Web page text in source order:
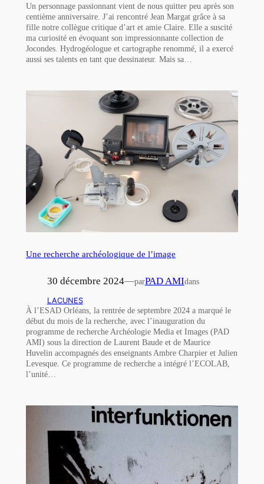
Un personnage passionnant vient de nous quitter peu après son
centième anniversaire. J’ai rencontré Jean Margat grâce à sa
fille notre collègue critique d’art et amie Claire. Elle a suscité
ma curiosité en évoquant son impressionnante collection de
Jocondes. Hydrogéologue et cartographe renommé, il a exercé
aussi ses talents en tant que dessinateur. Mais sa…
Une recherche archéologique de l’image
30 décembre 2024—parPAD AMIdans
LACUNES
À l’ESAD Orléans, la rentrée de septembre 2024 a marqué le
début du mois de la recherche, avec l’inauguration du
programme de recherche Archéologie Media et Images (PAD
AMI) sous la direction de Laurent Baude et de Maurice
Huvelin accompagnés des enseignants Ambre Charpier et Julien
Levesque. Ce programme de recherche a intégré l’ECOLAB,
l’unité…